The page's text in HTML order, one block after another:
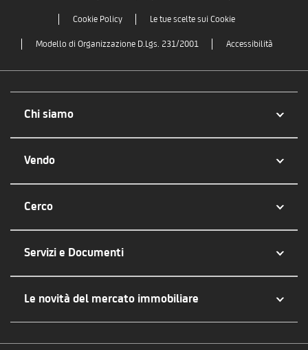
Cookie Policy Le tue scelte sui Cookie
Modello di Organizzazione D.Lgs. 231/2001 Accessibilità
Chi siamo
Vendo
Cerco
Servizi e Documenti
Le novità del mercato immobiliare